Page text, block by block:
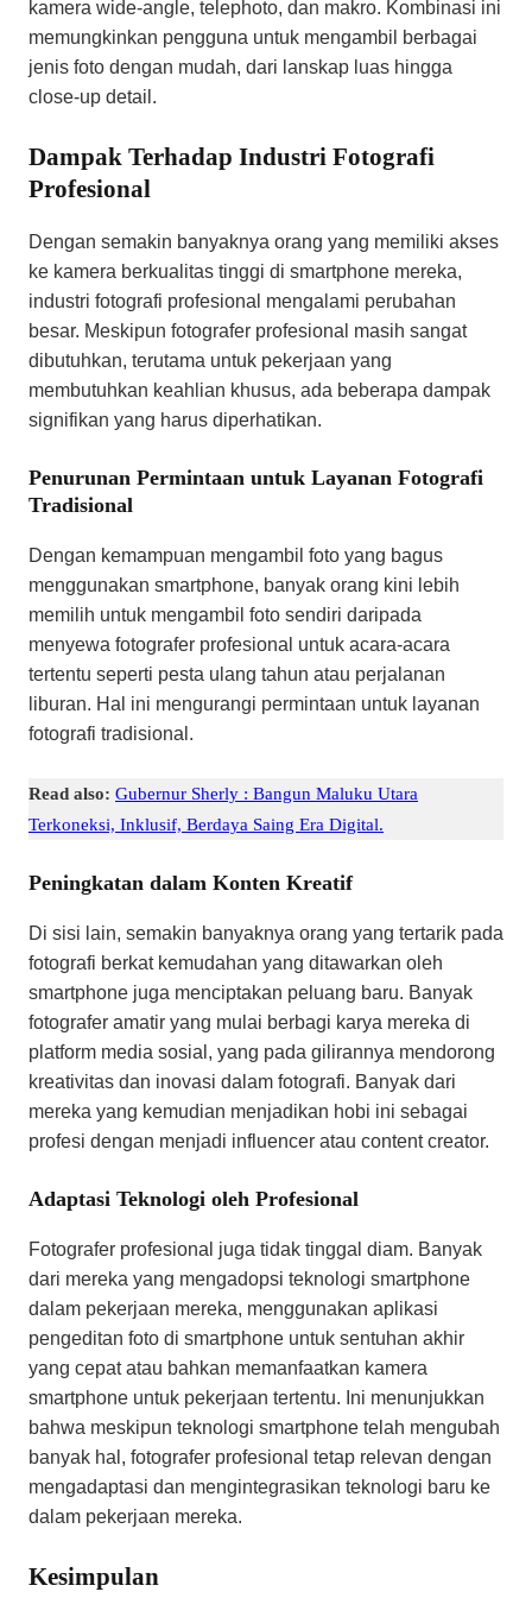
kamera wide-angle, telephoto, dan makro. Kombinasi ini
memungkinkan pengguna untuk mengambil berbagai
jenis foto dengan mudah, dari lanskap luas hingga
close-up detail.
Dampak Terhadap Industri Fotografi
Profesional
Dengan semakin banyaknya orang yang memiliki akses
ke kamera berkualitas tinggi di smartphone mereka,
industri fotografi profesional mengalami perubahan
besar. Meskipun fotografer profesional masih sangat
dibutuhkan, terutama untuk pekerjaan yang
membutuhkan keahlian khusus, ada beberapa dampak
signifikan yang harus diperhatikan.
Penurunan Permintaan untuk Layanan Fotografi
Tradisional
Dengan kemampuan mengambil foto yang bagus
menggunakan smartphone, banyak orang kini lebih
memilih untuk mengambil foto sendiri daripada
menyewa fotografer profesional untuk acara-acara
tertentu seperti pesta ulang tahun atau perjalanan
liburan. Hal ini mengurangi permintaan untuk layanan
fotografi tradisional.
Read also: Gubernur Sherly : Bangun Maluku Utara
Terkoneksi, Inklusif, Berdaya Saing Era Digital.
Peningkatan dalam Konten Kreatif
Di sisi lain, semakin banyaknya orang yang tertarik pada
fotografi berkat kemudahan yang ditawarkan oleh
smartphone juga menciptakan peluang baru. Banyak
fotografer amatir yang mulai berbagi karya mereka di
platform media sosial, yang pada gilirannya mendorong
kreativitas dan inovasi dalam fotografi. Banyak dari
mereka yang kemudian menjadikan hobi ini sebagai
profesi dengan menjadi influencer atau content creator.
Adaptasi Teknologi oleh Profesional
Fotografer profesional juga tidak tinggal diam. Banyak
dari mereka yang mengadopsi teknologi smartphone
dalam pekerjaan mereka, menggunakan aplikasi
pengeditan foto di smartphone untuk sentuhan akhir
yang cepat atau bahkan memanfaatkan kamera
smartphone untuk pekerjaan tertentu. Ini menunjukkan
bahwa meskipun teknologi smartphone telah mengubah
banyak hal, fotografer profesional tetap relevan dengan
mengadaptasi dan mengintegrasikan teknologi baru ke
dalam pekerjaan mereka.
Kesimpulan